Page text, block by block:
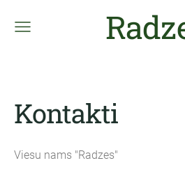
Kontakti
Viesu nams "Radzes"